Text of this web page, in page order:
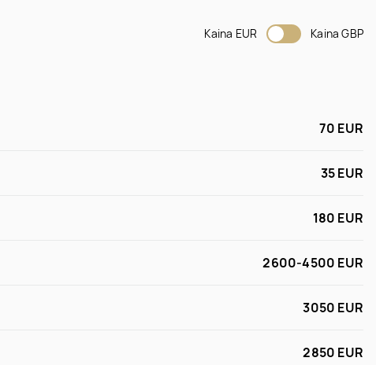
Kaina EUR Kaina GBP
70 EUR
35 EUR
180 EUR
2600-4500 EUR
3050 EUR
2850 EUR